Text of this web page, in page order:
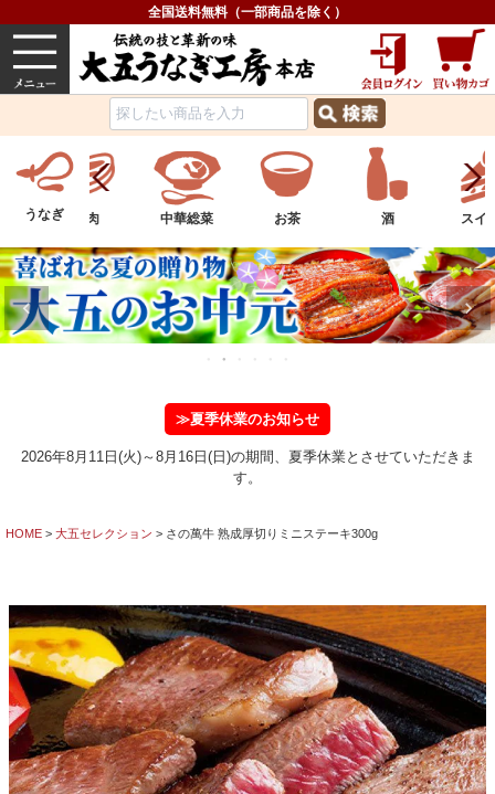
全国送料無料（一部商品を除く）
うなぎ 内祝い グルメ
うなぎ中華総菜 お茶 酒 スイーツ フル
≫夏季休業のお知らせ
2026年8月11日(火)～8月16日(日)の期間、夏季休業とさせていただきま
す。
HOME 大五セレクション さの萬牛 熟成厚切りミニステーキ300g